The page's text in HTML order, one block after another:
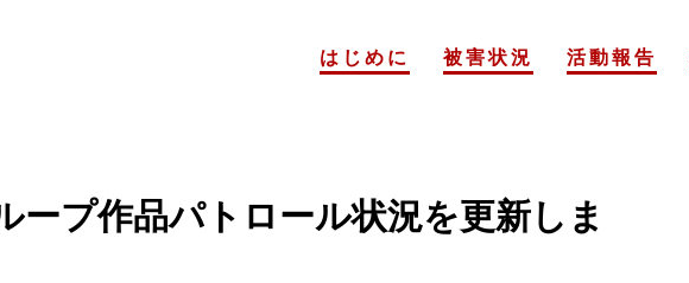
はじめに 被害状況 活動報告
ープ作品パトロール状況を更新しま